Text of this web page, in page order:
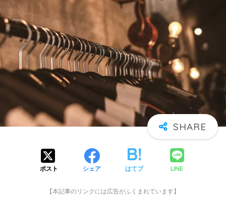
ポスト シェア はてブ LINE
【本記事のリンクには広告がふくまれています】